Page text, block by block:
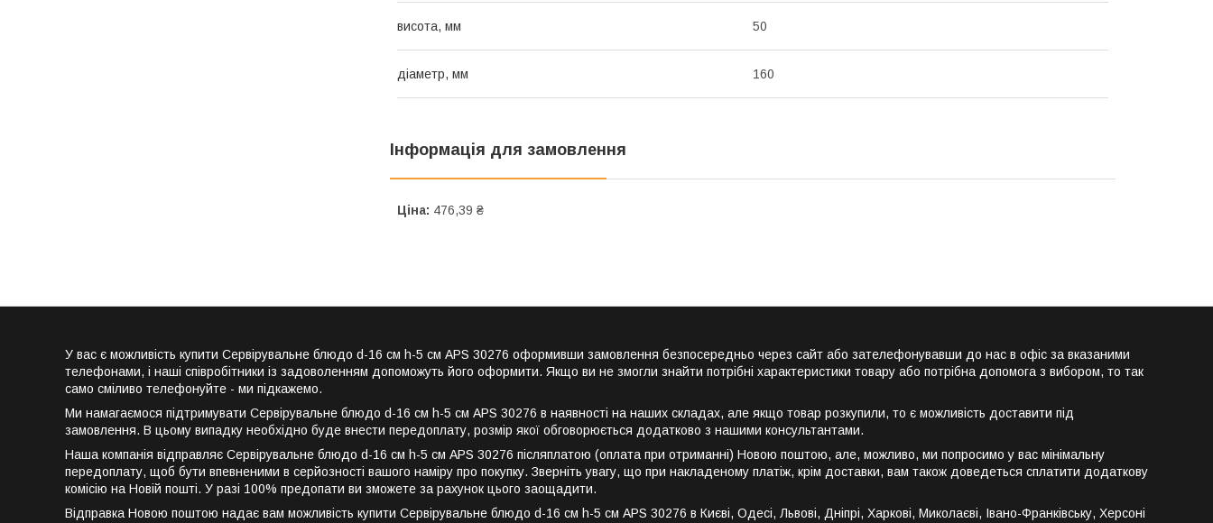
висота, мм 50
діаметр, мм 160
Інформація для замовлення
Ціна: 476,39 ₴
У вас є можливість купити Сервірувальне блюдо d-16 см h-5 см APS 30276 оформивши замовлення безпосередньо через сайт або зателефонувавши до нас в офіс за вказаними
телефонами, і наші співробітники із задоволенням допоможуть його оформити. Якщо ви не змогли знайти потрібні характеристики товару або потрібна допомога з вибором, то так
само сміливо телефонуйте - ми підкажемо.
Ми намагаємося підтримувати Сервірувальне блюдо d-16 см h-5 см APS 30276 в наявності на наших складах, але якщо товар розкупили, то є можливість доставити під
замовлення. В цьому випадку необхідно буде внести передоплату, розмір якої обговорюється додатково з нашими консультантами.
Наша компанія відправляє Сервірувальне блюдо d-16 см h-5 см APS 30276 післяплатою (оплата при отриманні) Новою поштою, але, можливо, ми попросимо у вас мінімальну
передоплату, щоб бути впевненими в серйозності вашого наміру про покупку. Зверніть увагу, що при накладеному платіж, крім доставки, вам також доведеться сплатити додаткову
комісію на Новій пошті. У разі 100% предопати ви зможете за рахунок цього заощадити.
Відправка Новою поштою надає вам можливість купити Сервірувальне блюдо d-16 см h-5 см APS 30276 в Києві, Одесі, Львові, Дніпрі, Харкові, Миколаєві, Івано-Франківську, Херсоні